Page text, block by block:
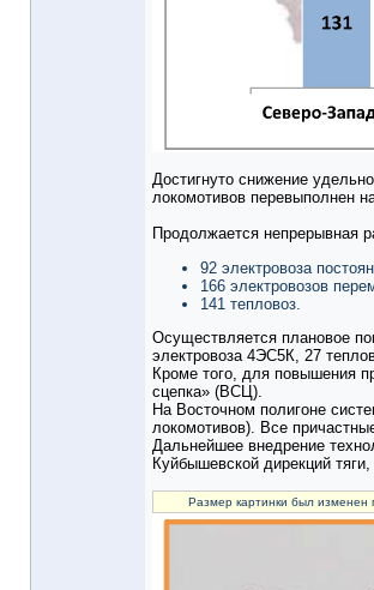
Достигнуто снижение
локомотивов перевыполнен
Продолжается непрерывная
92 электровоза
166 электровозов
141 тепловоз.
Осуществляется плановое
электровоза 4ЭС5К, 27
Кроме того, для повышения
сцепка» (ВСЦ).
На Восточном полигоне
локомотивов). Все
Дальнейшее внедрение
Куйбышевской дирекций
Размер картинки был изменен